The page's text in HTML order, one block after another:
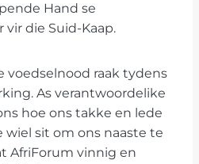
Hand se
die Suid-Kaap.
voedselnood raak tydens
As verantwoordelike
hoe ons takke en lede
wiel sit om ons naaste te
AfriForum vinnig en